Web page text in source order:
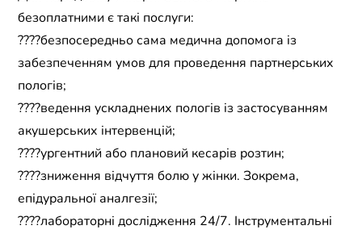
безоплатними є такі послуги:
????безпосередньо сама медична допомога із
забезпеченням умов для проведення партнерських
пологів;
????ведення ускладнених пологів із застосуванням
акушерських інтервенцій;
????ургентний або плановий кесарів розтин;
????зниження відчуття болю у жінки. Зокрема,
епідуральної аналгезії;
????лабораторні дослідження 24/7. Інструментальні